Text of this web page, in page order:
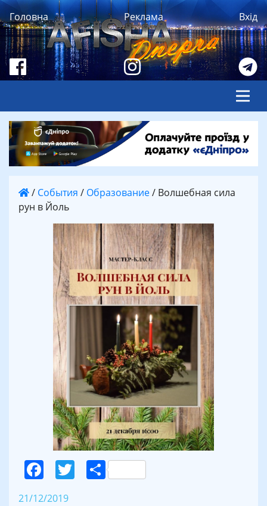
Головна Реклама Вхід
/ События / Образование/ Волшебная сила
рун в Йоль
Facebook
Twitter
Поділитися
21/12/2019